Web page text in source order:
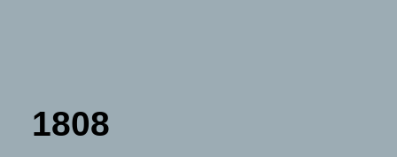
1808